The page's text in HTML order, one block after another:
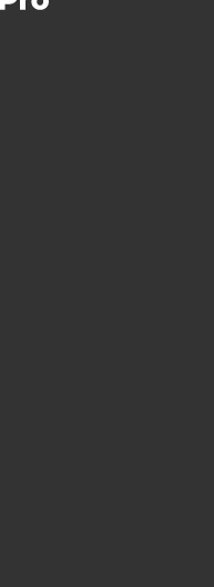
решаваш.